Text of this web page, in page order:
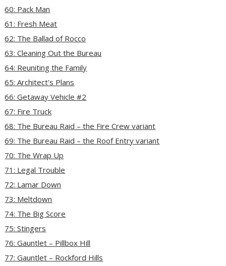
60: Pack Man
61: Fresh Meat
62: The Ballad of Rocco
63: Cleaning Out the Bureau
64: Reuniting the Family
65: Architect’s Plans
66: Getaway Vehicle #2
67: Fire Truck
68: The Bureau Raid – the Fire Crew variant
69: The Bureau Raid – the Roof Entry variant
70: The Wrap Up
71: Legal Trouble
72: Lamar Down
73: Meltdown
74: The Big Score
75: Stingers
76: Gauntlet – Pillbox Hill
77: Gauntlet – Rockford Hills